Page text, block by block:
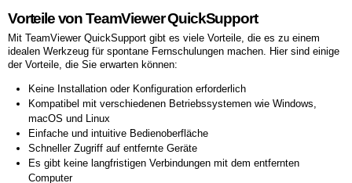
Vorteile von TeamViewer QuickSupport
Mit TeamViewer QuickSupport gibt es viele Vorteile, die es zu einem
idealen Werkzeug für spontane Fernschulungen machen. Hier sind einige
der Vorteile, die Sie erwarten können:
Keine Installation oder Konfiguration erforderlich
Kompatibel mit verschiedenen Betriebssystemen wie Windows,
macOS und Linux
Einfache und intuitive Bedienoberfläche
Schneller Zugriff auf entfernte Geräte
Es gibt keine langfristigen Verbindungen mit dem entfernten
Computer